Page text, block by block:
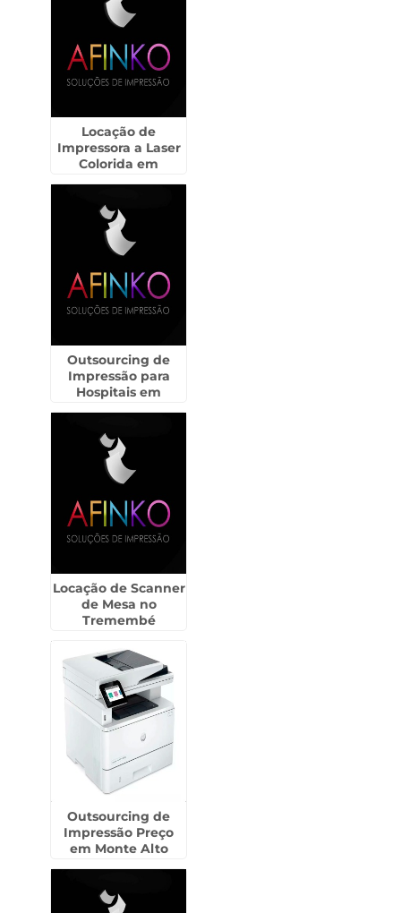
Locação de
Impressora a Laser
Colorida em
Outsourcing de
Impressão para
Hospitais em
Locação de Scanner
de Mesa no
Tremembé
Outsourcing de
Impressão Preço
em Monte Alto